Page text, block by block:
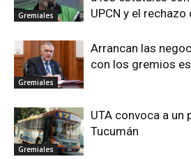
Gremiales
UPCN y el rechazo
Gremiales
Arrancan las
con los gremios
Gremiales
UTA convoca a un
Tucumán